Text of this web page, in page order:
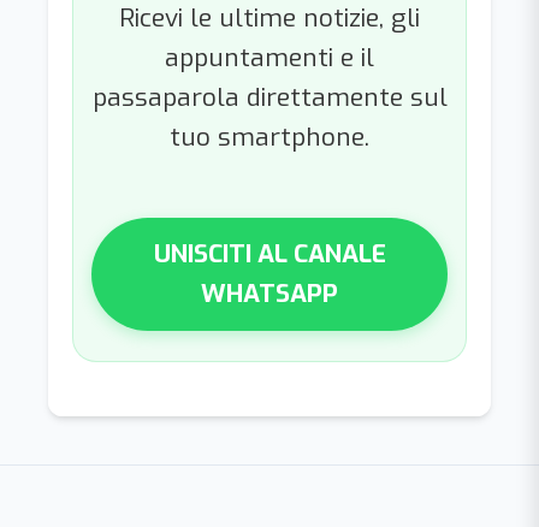
Ricevi le ultime notizie, gli
appuntamenti e il
passaparola direttamente sul
tuo smartphone.
UNISCITI AL CANALE
WHATSAPP